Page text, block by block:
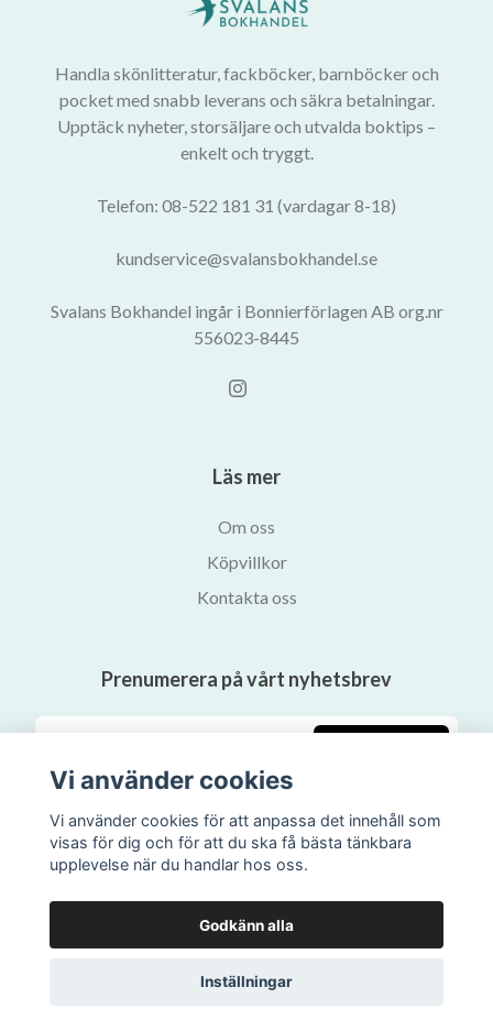
Handla skönlitteratur, fackböcker, barnböcker och
pocket med snabb leverans och säkra betalningar.
Upptäck nyheter, storsäljare och utvalda boktips –
enkelt och tryggt.
Telefon: 08-522 181 31 (vardagar 8-18)
kundservice@svalansbokhandel.se
Svalans Bokhandel ingår i Bonnierförlagen AB org.nr
556023-8445
Läs mer
Om oss
Köpvillkor
Kontakta oss
Prenumerera på vårt nyhetsbrev
© 2026 Svalans Bokhandel
Vi använder cookies
Vi använder cookies för att anpassa det innehåll som
visas för dig och för att du ska få bästa tänkbara
upplevelse när du handlar hos oss.
Godkänn alla
Inställningar